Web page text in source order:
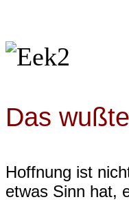
Das
Hoffnung ist
etwas Sinn hat,